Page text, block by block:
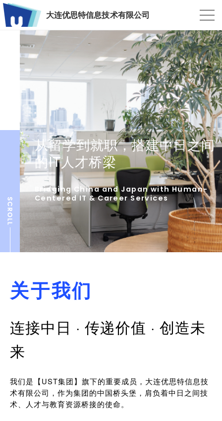
大连优思特信息技术有限公司
从留学到就职，搭建中日之间
的IT人才桥梁
Bridging China and Japan with Human-
Centered IT & Career Services
关于我们
连接中日 · 传递价值 · 创造未
来
我们是【UST集团】旗下的重要成员，大连优思特信息技
术有限公司，作为集团的中国桥头堡，肩负着中日之间技
术、人才与教育资源桥接的使命。